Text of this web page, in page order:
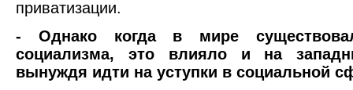
приватизации.
- Однако когда в мире
социализма, это влияло и на
вынуждя идти на уступки в социальной